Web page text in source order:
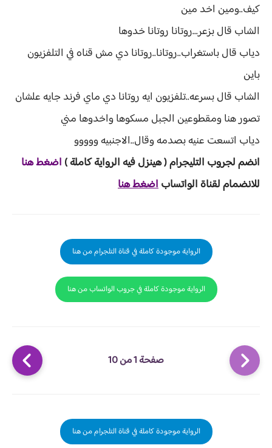
كيف..ومين اخد مين
الشاب قال بزعر...روتانا روتانا خدوها
دياب قال باستغراب..روتانا..روتانا دي مش قناه في التلفزيون
باين
الشاب قال بسرعه..تلفزيون ايه روتانا دي ماي فرند جايه علشان
تصور هنا ومقطوعين الجبل مسكوها واخدوها مني
دياب اتسعت عنيه بصدمه وقال..الاجنبيه ووووو
انضم لجروب التليجرام ( هينزل فيه الرواية كاملة ) اضغط هنا
للانضمام لقناة الواتساباضغط هنا
الرواية موجودة كاملة في قناة التلجرام من هنا
الرواية موجودة كاملة في جروب الواتساب من هنا
صفحة 1 من 10
الرواية موجودة كاملة في قناة التلجرام من هنا